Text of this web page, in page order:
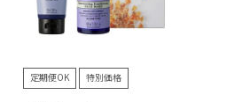
定期便OK 特別価格